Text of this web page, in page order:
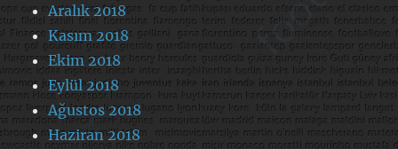
Aralık 2018
Kasım 2018
Ekim 2018
Eylül 2018
Ağustos 2018
Haziran 2018